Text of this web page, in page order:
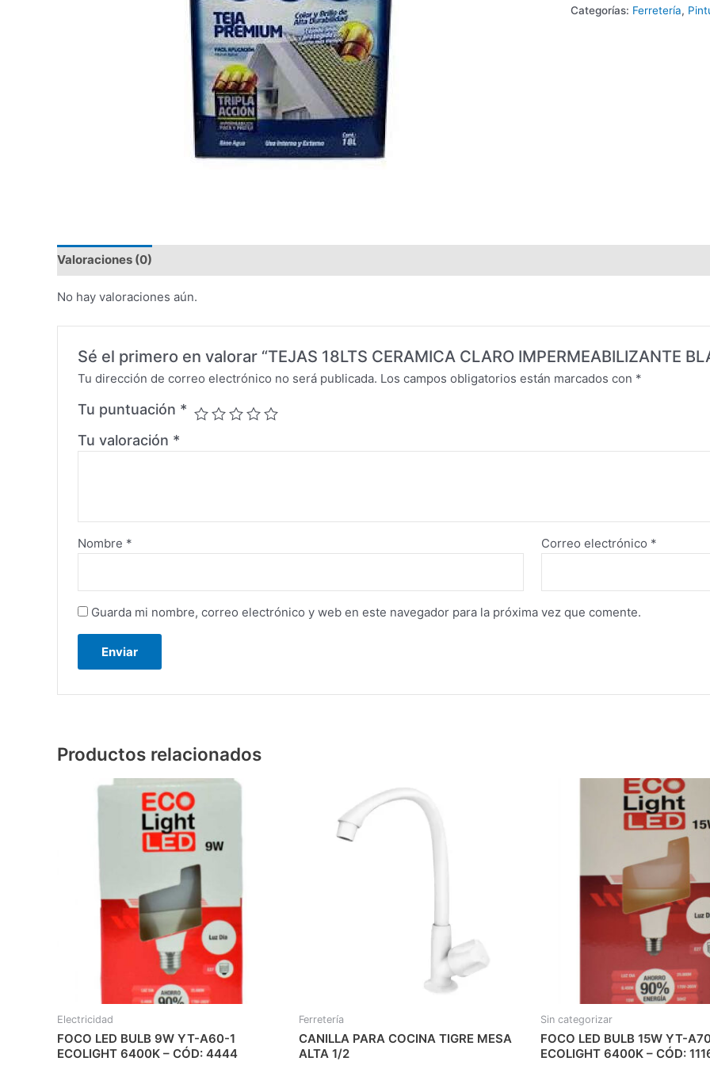
Categorías: Ferretería,
Valoraciones (0)
No hay valoraciones aún.
Sé el primero en valorar “TEJAS 18LTS CERAMICA CLARO IMPERMEABILIZANTE
Tu dirección de correo electrónico no será publicada. Los campos obligatorios están marcados con *
Tu puntuación *
Tu valoración *
Nombre * Correo electrónico *
Guarda mi nombre, correo electrónico y web en este navegador para la próxima vez que comente.
Productos relacionados
Electricidad
FOCO LED BULB 9W YT-A60-1
ECOLIGHT 6400K – CÓD: 4444
Ferretería
CANILLA PARA COCINA TIGRE MESA
ALTA 1/2
Sin categorizar
FOCO LED BULB 15W YT-
ECOLIGHT 6400K – CÓD: